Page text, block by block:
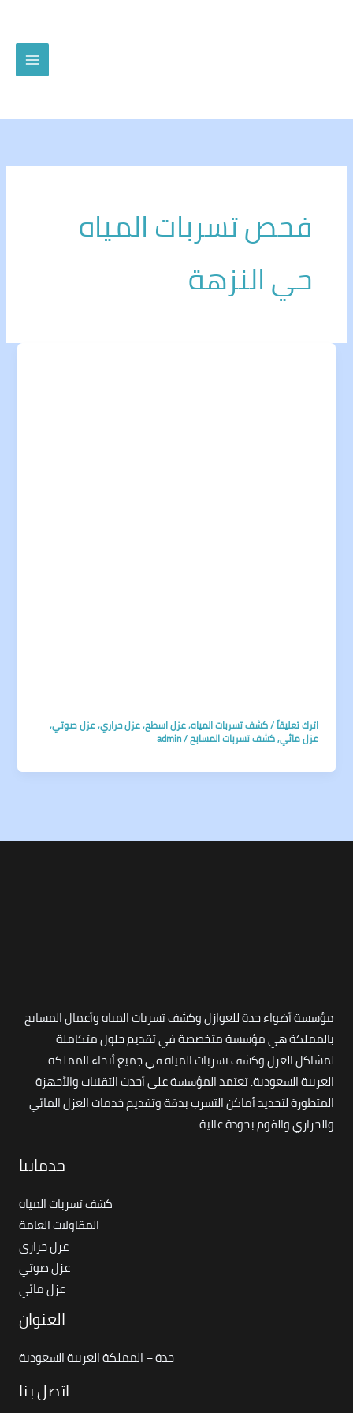
فحص تسربات المياه
حي النزهة
اترك تعليقاً/كشف تسربات المياه,عزل اسطح,عزل حراري,عزل صوتي,
عزل مائي,كشف تسربات المسابح/
admin
مؤسسة أضواء جدة للعوازل وكشف تسربات المياه وأعمال المسابح
بالمملكة هي مؤسسة متخصصة في تقديم حلول متكاملة
لمشاكل العزل وكشف تسربات المياه في جميع أنحاء المملكة
العربية السعودية. تعتمد المؤسسة على أحدث التقنيات والأجهزة
المتطورة لتحديد أماكن التسرب بدقة وتقديم خدمات العزل المائي
والحراري والفوم بجودة عالية
خدماتنا
كشف تسربات المياه
المقاولات العامة
عزل حراري
عزل صوتي
عزل مائي
العنوان
جدة – المملكة العربية السعودية
اتصل بنا